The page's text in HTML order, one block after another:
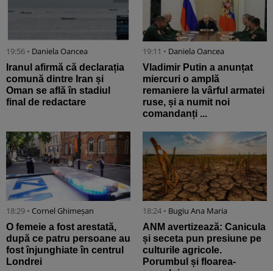
19:56 • Daniela Oancea
Iranul afirmă că declarația
comună dintre Iran și
Oman se află în stadiul
final de redactare
19:11 • Daniela Oancea
Vladimir Putin a anunțat
miercuri o amplă
remaniere la vârful armatei
ruse, și a numit noi
comandanți ...
18:29 • Cornel Ghimeșan
O femeie a fost arestată,
după ce patru persoane au
fost înjunghiate în centrul
Londrei
18:24 • Bugiu ⁠Ana Maria
ANM avertizează: Canicula
și seceta pun presiune pe
culturile agricole.
Porumbul și floarea-